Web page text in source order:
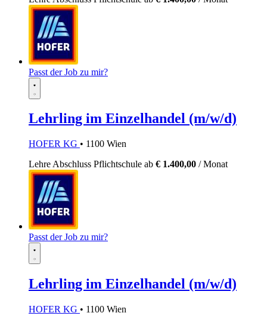
Passt der Job zu mir?
Lehrling im Einzelhandel (m/w/d)
HOFER KG • 1100 Wien
Lehre Abschluss Pflichtschule ab € 1.400,00 / Monat
Passt der Job zu mir?
Lehrling im Einzelhandel (m/w/d)
HOFER KG • 1100 Wien